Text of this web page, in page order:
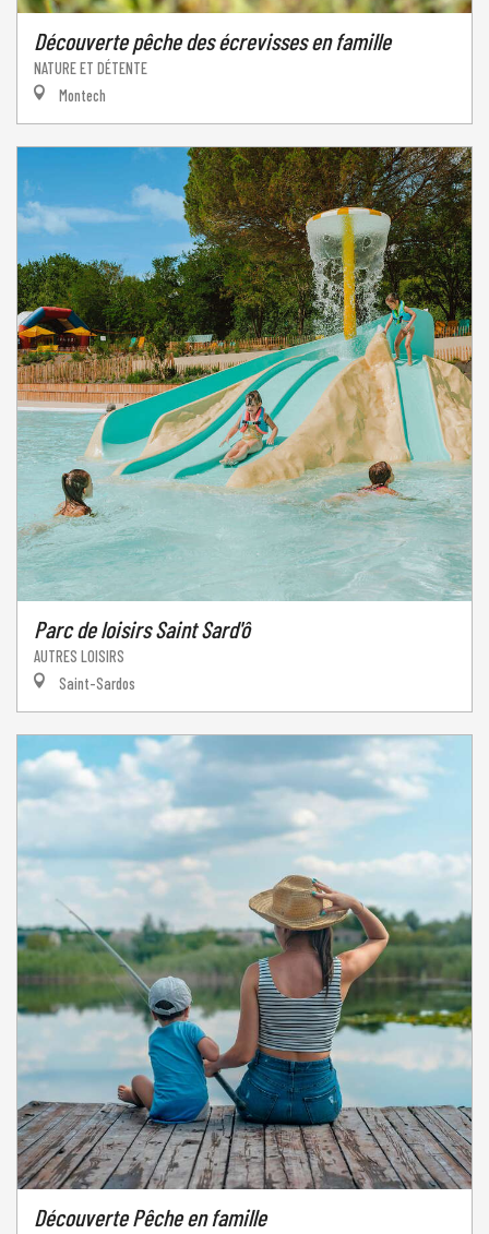
Découverte pêche des écrevisses en famille
NATURE ET DÉTENTE
Montech
Parc de loisirs Saint Sard'ô
AUTRES LOISIRS
Saint-Sardos
Découverte Pêche en famille